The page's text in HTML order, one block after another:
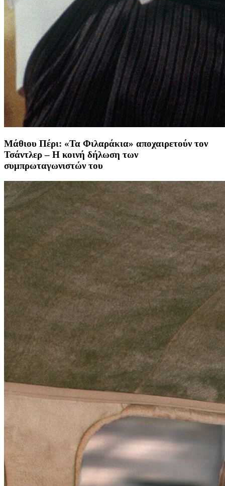
Μάθιου Πέρι: «Τα Φιλαράκια» αποχαιρετούν τον
Τσάντλερ – Η κοινή δήλωση των
συμπρωταγωνιστών του